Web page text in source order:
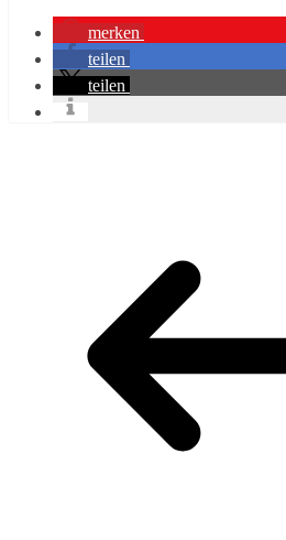
merken
teilen
teilen